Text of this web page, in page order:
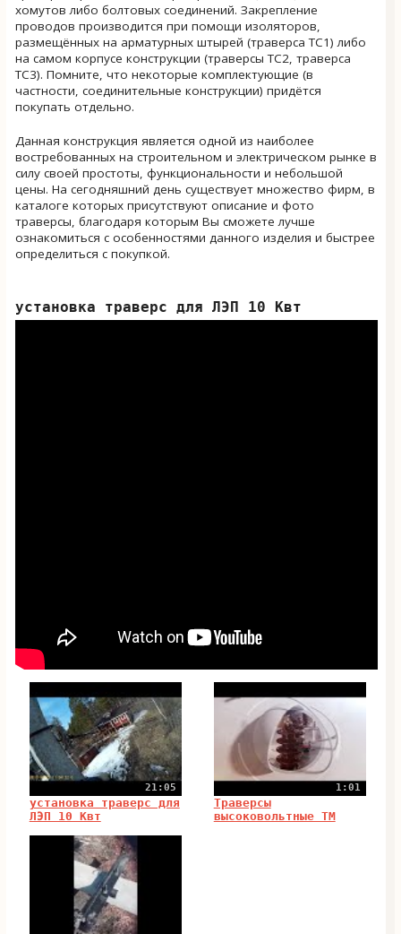
хомутов либо болтовых соединений. Закрепление
проводов производится при помощи изоляторов,
размещённых на арматурных штырей (траверса ТС1) либо
на самом корпусе конструкции (траверсы ТС2, траверса
ТС3). Помните, что некоторые комплектующие (в
частности, соединительные конструкции) придётся
покупать отдельно.
Данная конструкция является одной из наиболее
востребованных на строительном и электрическом рынке в
силу своей простоты, функциональности и небольшой
цены. На сегодняшний день существует множество фирм, в
каталоге которых присутствуют описание и фото
траверсы, благодаря которым Вы сможете лучше
ознакомиться с особенностями данного изделия и быстрее
определиться с покупкой.
установка траверс для ЛЭП 10 Квт
21:05
установка траверс для
ЛЭП 10 Квт
1:01
Траверсы
высоковольтные ТМ